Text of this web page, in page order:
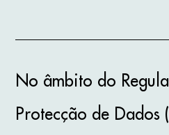
No âmbito do
Protecção de Dados